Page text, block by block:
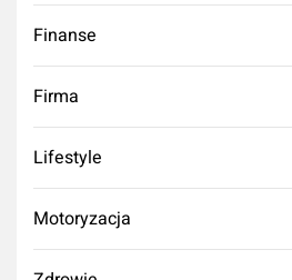
Finanse
Firma
Lifestyle
Motoryzacja